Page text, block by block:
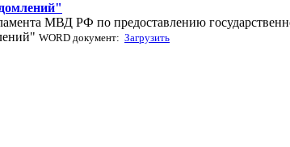
МВД РФ по предоставлению
WORD документ: Загрузить